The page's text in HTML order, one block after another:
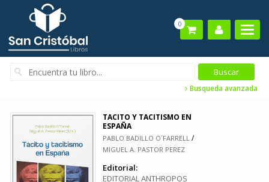
0
Busqueda avanzada
TACITO Y TACITISMO EN
ESPAÑA
PABLO BADILLO O´FARRELL /
MIGUEL A. PASTOR PEREZ
Editorial:
EDITORIAL ANTHROPOS